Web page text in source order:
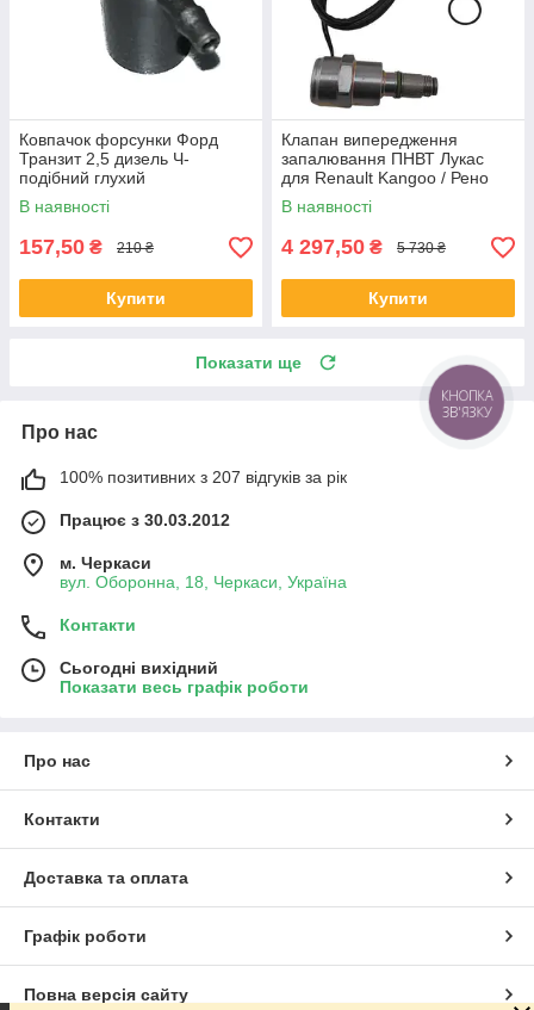
Ковпачок форсунки Форд
Транзит 2,5 дизель Ч-
подібний глухий
В наявності
157,50 ₴ 210 ₴
Купити
Клапан випередження
запалювання ПНВТ Лукас
для Renault Kangoo / Рено
Кенго 1.9D 1996-
В наявності
4 297,50 ₴ 5 730 ₴
Купити
Показати ще
Про нас
100% позитивних з 207 відгуків за рік
Працює з 30.03.2012
м. Черкаси
вул. Оборонна, 18, Черкаси, Україна
Контакти
Сьогодні вихідний
Показати весь графік роботи
Про нас
Контакти
Доставка та оплата
Графік роботи
Повна версія сайту
КНОПКА
ЗВ'ЯЗКУ